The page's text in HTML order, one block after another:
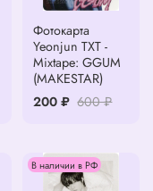
Фотокарта
Yeonjun TXT -
Mixtape: GGUM
(MAKESTAR)
200 ₽ 600 ₽
В наличии в РФ